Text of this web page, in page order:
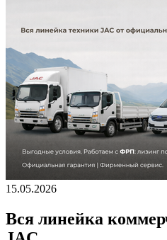
15.05.2026
Вся линейка